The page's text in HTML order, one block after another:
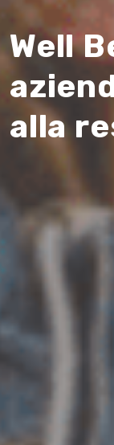
Well
alla